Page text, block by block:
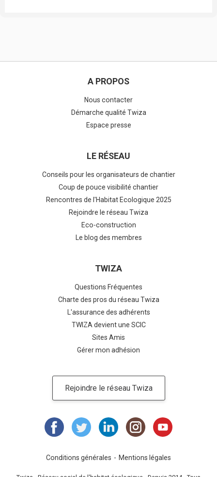
A PROPOS
Nous contacter
Démarche qualité Twiza
Espace presse
LE RÉSEAU
Conseils pour les organisateurs de chantier
Coup de pouce visibilité chantier
Rencontres de l'Habitat Ecologique 2025
Rejoindre le réseau Twiza
Eco-construction
Le blog des membres
TWIZA
Questions Fréquentes
Charte des pros du réseau Twiza
L'assurance des adhérents
TWIZA devient une SCIC
Sites Amis
Gérer mon adhésion
Rejoindre le réseau Twiza
Conditions générales Mentions légales